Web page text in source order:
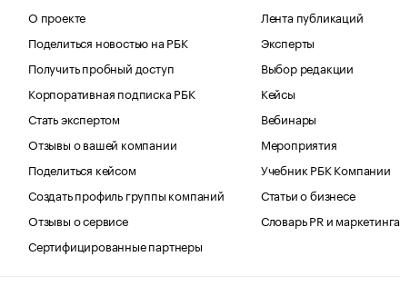
О проекте
Поделиться новостью на РБК
Получить пробный доступ
Корпоративная подписка РБК
Стать экспертом
Отзывы о вашей компании
Поделиться кейсом
Создать профиль группы компаний
Отзывы о сервисе
Сертифицированные партнеры
Лента публикаций
Эксперты
Выбор редакции
Кейсы
Вебинары
Мероприятия
Учебник РБК Компании
Статьи о бизнесе
Словарь PR и маркетинга